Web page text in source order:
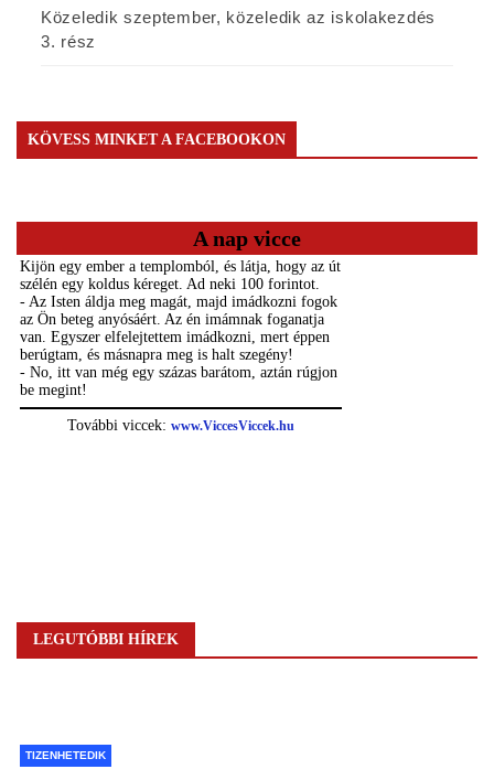
Közeledik szeptember, közeledik az iskolakezdés
3. rész
KÖVESS MINKET A FACEBOOKON
A nap vicce
LEGUTÓBBI HÍREK
TIZENHETEDIK